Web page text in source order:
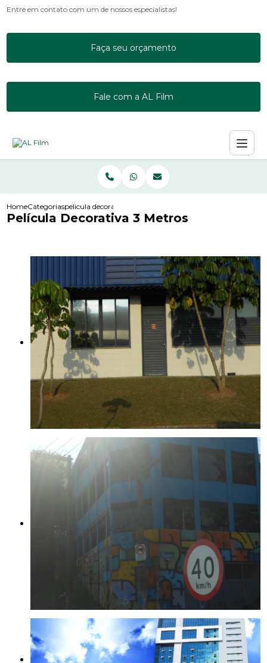
Entre em contato com um de nossos especialistas!
Faça seu orçamento
Fale com a AL Film
HomeCategoriaspelicula decorativa 3 metros
Película Decorativa 3 Metros